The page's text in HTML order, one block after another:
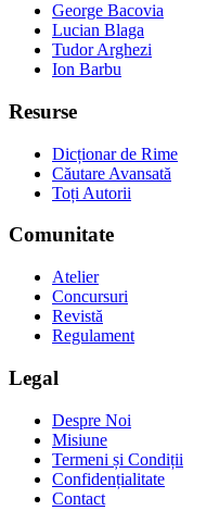
George Bacovia
Lucian Blaga
Tudor Arghezi
Ion Barbu
Resurse
Dicționar de Rime
Căutare Avansată
Toți Autorii
Comunitate
Atelier
Concursuri
Revistă
Regulament
Legal
Despre Noi
Misiune
Termeni și Condiții
Confidențialitate
Contact